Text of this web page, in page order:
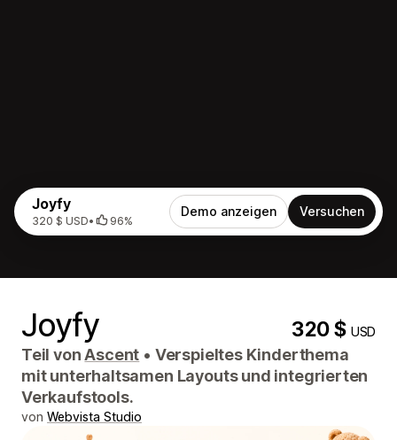
Joyfy
320 $ USD• 96%
Demo anzeigen Versuchen
Joyfy 320 $USD
Teil vonAscent • Verspieltes Kinderthema
mit unterhaltsamen Layouts und integrierten
Verkaufstools.
von Webvista Studio